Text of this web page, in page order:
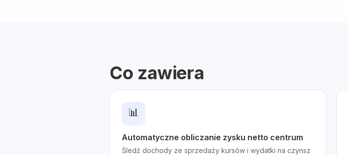
Co zawiera
📊
Automatyczne obliczanie zysku netto centrum
Śledź dochody ze sprzedaży kursów i wydatki na czynsz